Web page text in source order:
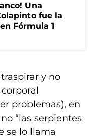
Una
fue la
Fórmula 1
y no
problemas), en
“las serpientes
se lo llama